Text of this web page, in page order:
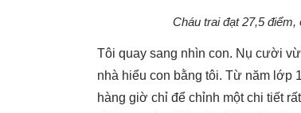
Cháu trai đạt 27,5
Tôi quay sang nhìn con. Nụ cười
nhà hiểu con bằng tôi. Từ năm lớp
hàng giờ chỉ để chỉnh một chi tiết